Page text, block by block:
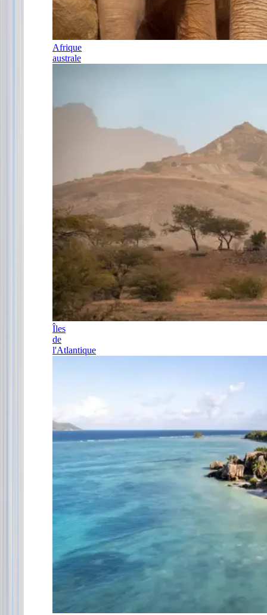
Afrique
australe
Îles
de
l'Atlantique